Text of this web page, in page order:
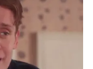
mobil majikannya
harus menyupiri majikan